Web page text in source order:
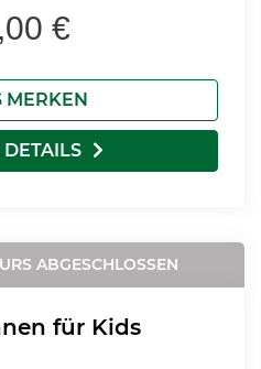
€
MERKEN
ABGESCHLOSSEN
für Kids